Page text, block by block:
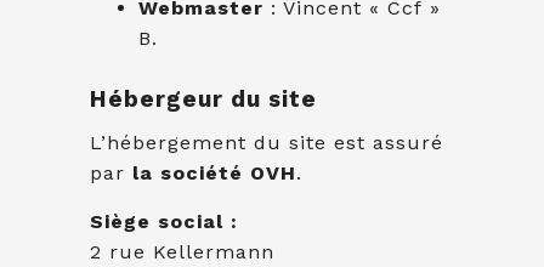
Webmaster : Vincent « Ccf »
B.
Hébergeur du site
L’hébergement du site est assuré
par la société OVH.
Siège social :
2 rue Kellermann